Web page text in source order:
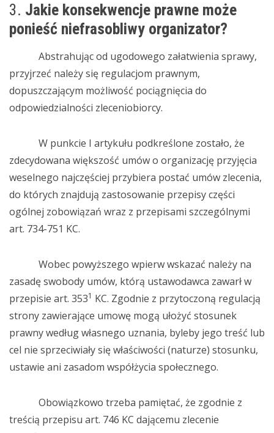
3. Jakie konsekwencje prawne może
ponieść niefrasobliwy organizator?
Abstrahując od ugodowego załatwienia sprawy,
przyjrzeć należy się regulacjom prawnym,
dopuszczającym możliwość pociągnięcia do
odpowiedzialności zleceniobiorcy.
W punkcie I artykułu podkreślone zostało, że
zdecydowana większość umów o organizację przyjęcia
weselnego najczęściej przybiera postać umów zlecenia,
do których znajdują zastosowanie przepisy części
ogólnej zobowiązań wraz z przepisami szczególnymi
art. 734-751 KC.
Wobec powyższego wpierw wskazać należy na
zasadę swobody umów, którą ustawodawca zawarł w
przepisie art. 3531 KC. Zgodnie z przytoczoną regulacją
strony zawierające umowę mogą ułożyć stosunek
prawny według własnego uznania, byleby jego treść lub
cel nie sprzeciwiały się właściwości (naturze) stosunku,
ustawie ani zasadom współżycia społecznego.
Obowiązkowo trzeba pamiętać, że zgodnie z
treścią przepisu art. 746 KC dającemu zlecenie